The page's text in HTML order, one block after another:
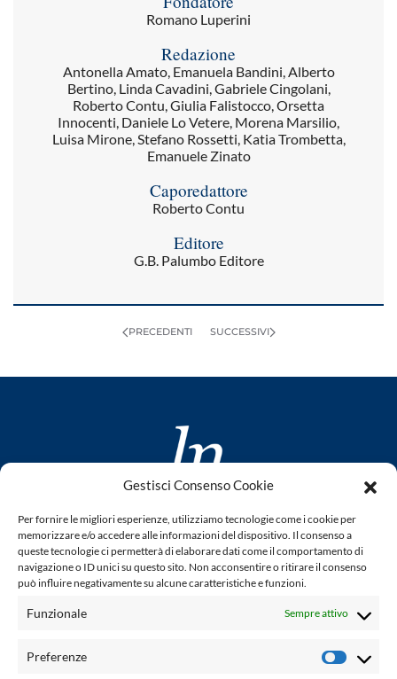
Gestisci Consenso Cookie
Per fornire le migliori esperienze, utilizziamo tecnologie come i cookie per
memorizzare e/o accedere alle informazioni del dispositivo. Il consenso a
queste tecnologie ci permetterà di elaborare dati come il comportamento di
navigazione o ID unici su questo sito. Non acconsentire o ritirare il consenso
può influire negativamente su alcune caratteristiche e funzioni.
Funzionale Sempre attivo
Preferenze
Romano Luperini
Redazione
Antonella Amato, Emanuela Bandini, Alberto
Bertino, Linda Cavadini, Gabriele Cingolani,
Roberto Contu, Giulia Falistocco, Orsetta
Innocenti, Daniele Lo Vetere, Morena Marsilio,
Luisa Mirone, Stefano Rossetti, Katia Trombetta,
Emanuele Zinato
Caporedattore
Roberto Contu
Editore
G.B. Palumbo Editore
PRECEDENTI SUCCESSIVI
www.laletteraturaenoi.it
fondato da Romano Luperini
Questo blog non rappresenta una testata giornalistica in
quanto viene aggiornato senza alcuna periodicità. Non può
legge n° 62 del 7.03.2001. L'autore non è responsabile per